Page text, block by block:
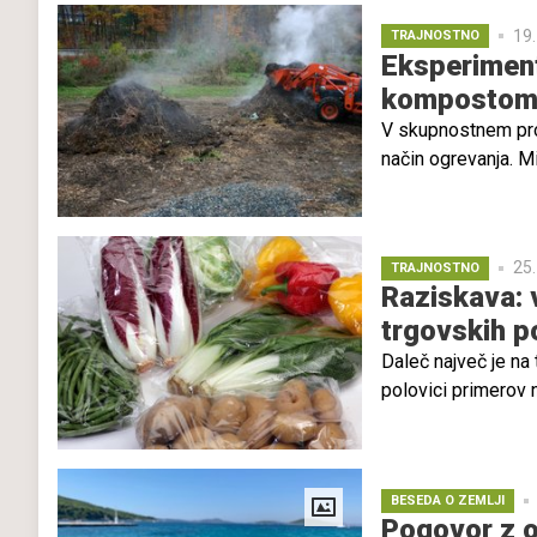
fosilnih goriv,
TRAJNOSTNO
kompostom
V skupnostnem
način ogrevanja.
prepoznali
TRAJNOSTNO
Raziskava:
trgovskih
Daleč največ je
polovici primerov
zato se nakupu
BESEDA O ZEMLJI
Pogovor z